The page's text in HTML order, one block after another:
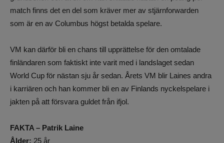
match finns det en del som kräver mer av stjärnforwarden
som är en av Columbus högst betalda spelare.
VM kan därför bli en chans till upprättelse för den omtalade
finländaren som faktiskt inte varit med i landslaget sedan
World Cup för nästan sju år sedan. Årets VM blir Laines andra
i karriären och han kommer bli en av Finlands nyckelspelare i
jakten på att försvara guldet från ifjol.
FAKTA – Patrik Laine
Ålder: 25 år